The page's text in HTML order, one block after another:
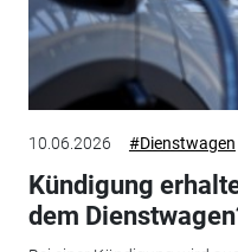
10.06.2026 #Dienstwagen
Kündigung
dem